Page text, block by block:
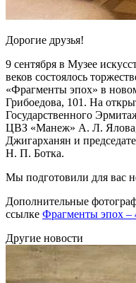
Дорогие друзья!
9 сентября в Музее
веков состоялось
«Фрагменты эпох» в
Грибоедова, 101. На
Государственного
ЦВЗ «Манеж» А. Л.
Джигарханян и
Н. П. Ботка.
Мы подготовили для вас
Дополнительные
ссылке Фрагменты эпох –
Другие новости